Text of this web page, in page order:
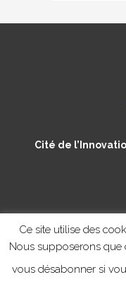
Cité de
© Copyright
Ce site utilise des
Nous supposerons que
vous désabonner si